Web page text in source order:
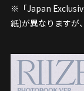
※「Japan
紙)が異なりますが